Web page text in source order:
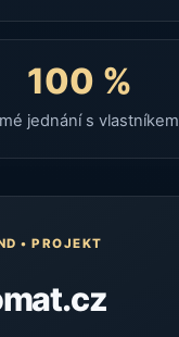
100 %
jednání s vlastníkem
• PROJEKT